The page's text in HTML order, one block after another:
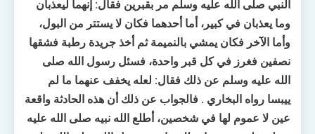
النبي صلى الله عليه وسلم مر بقبرين فقال: إنهما ليعذبان
وما يعذبان في كبير، أما أحدهما فكان لا يستتر من البول،
وأما الآخر فكان يمشي بالنميمة ثم أخذ جريدة رطبة فشقها
نصفين فغرز في كل قبر واحدة، فسئل رسول الله صلى
الله عليه وسلم عن ذلك فقال: لعله يخفف عنهما ما لم
ييبسا رواه البخاري . فالجواب عن ذلك أن هذه الحادثة واقعة
عين لا عموم لها في شخصين، أطلع الله نبيه صلى الله عليه